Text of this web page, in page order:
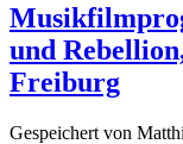
und
Freiburg
Gespeichert von